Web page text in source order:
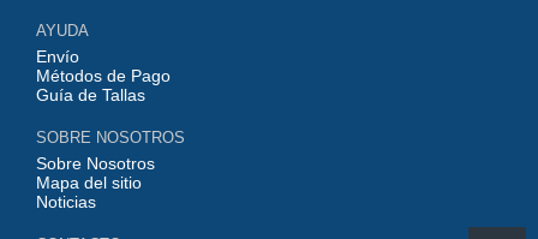
AYUDA
Envío
Métodos de Pago
Guía de Tallas
SOBRE NOSOTROS
Sobre Nosotros
Mapa del sitio
Noticias